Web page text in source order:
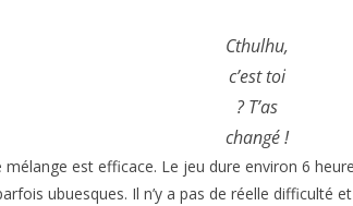
Cthulhu,
c’est toi
? T’as
changé !
mélange est efficace. Le jeu dure environ 6
ubuesques. Il n’y a pas de réelle difficulté